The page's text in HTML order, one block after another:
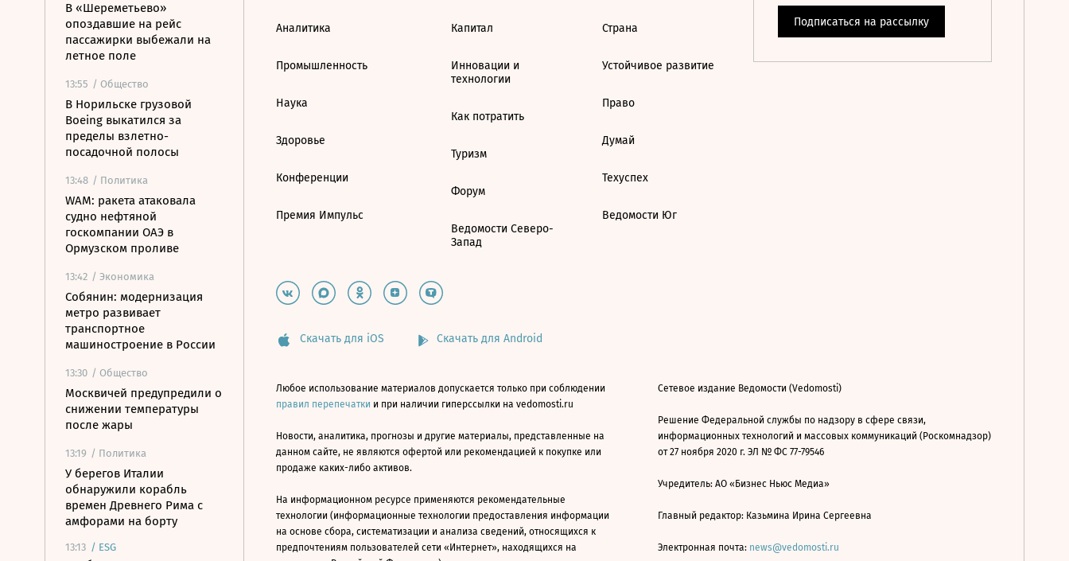
В «Шереметьево»
опоздавшие на рейс
пассажирки выбежали на
летное поле
13:55 / Общество
В Норильске грузовой
Boeing выкатился за
пределы взлетно-
посадочной полосы
13:48 / Политика
WAM: ракета атаковала
судно нефтяной
госкомпании ОАЭ в
Ормузском проливе
13:42 / Экономика
Собянин: модернизация
метро развивает
транспортное
машиностроение в России
13:30 / Общество
Москвичей предупредили о
снижении температуры
после жары
13:19 / Политика
У берегов Италии
обнаружили корабль
времен Древнего Рима с
амфорами на борту
13:13 / ESG
Аналитика
Промышленность
Наука
Здоровье
Конференции
Премия Импульс
Капитал
Инновации и
технологии
Как потратить
Туризм
Форум
Ведомости Северо-
Запад
Страна
Устойчивое развитие
Право
Думай
Техуспех
Ведомости Юг
Скачать для iOS Скачать для Android
Любое использование материалов допускается только при соблюдении
правил перепечатки и при наличии гиперссылки на vedomosti.ru
Новости, аналитика, прогнозы и другие материалы, представленные на
данном сайте, не являются офертой или рекомендацией к покупке или
продаже каких-либо активов.
На информационном ресурсе применяются рекомендательные
технологии (информационные технологии предоставления информации
на основе сбора, систематизации и анализа сведений, относящихся к
предпочтениям пользователей сети «Интернет», находящихся на
Сетевое издание Ведомости (Vedomosti)
Решение Федеральной службы по надзору в сфере связи,
информационных технологий и массовых коммуникаций (Роскомнадзор)
от 27 ноября 2020 г. ЭЛ № ФС 77-79546
Учредитель: АО «Бизнес Ньюс Медиа»
Главный редактор: Казьмина Ирина Сергеевна
Электронная почта: news@vedomosti.ru